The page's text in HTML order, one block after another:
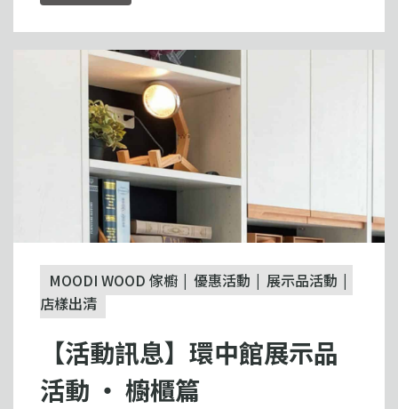
MOODI WOOD 傢櫥 優惠活動
展示品活動
店樣出清
【活動訊息】環中館展示品
活動 ‧ 櫥櫃篇